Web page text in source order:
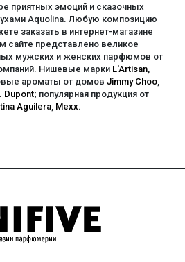
приятных эмоций и сказочных
Aquolina. Любую композицию
заказать в интернет-магазине
сайте представлено великое
мужских и женских парфюмов от
Нишевые марки L'Artisan,
ароматы от домов Jimmy Choo,
Dupont; популярная продукция от
Aguilera, Mexx.